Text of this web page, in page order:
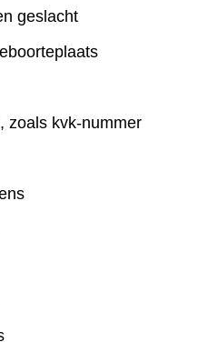
geslacht
zoals kvk-nummer